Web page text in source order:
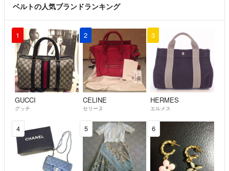
取引で何度も難ありのクレームを貰っているような方です。とても残念
です(__)
ベルトの人気ブランドランキング
1
GUCCI
グッチ
2
CELINE
セリーヌ
3
HERMES
エルメス
4 5 6